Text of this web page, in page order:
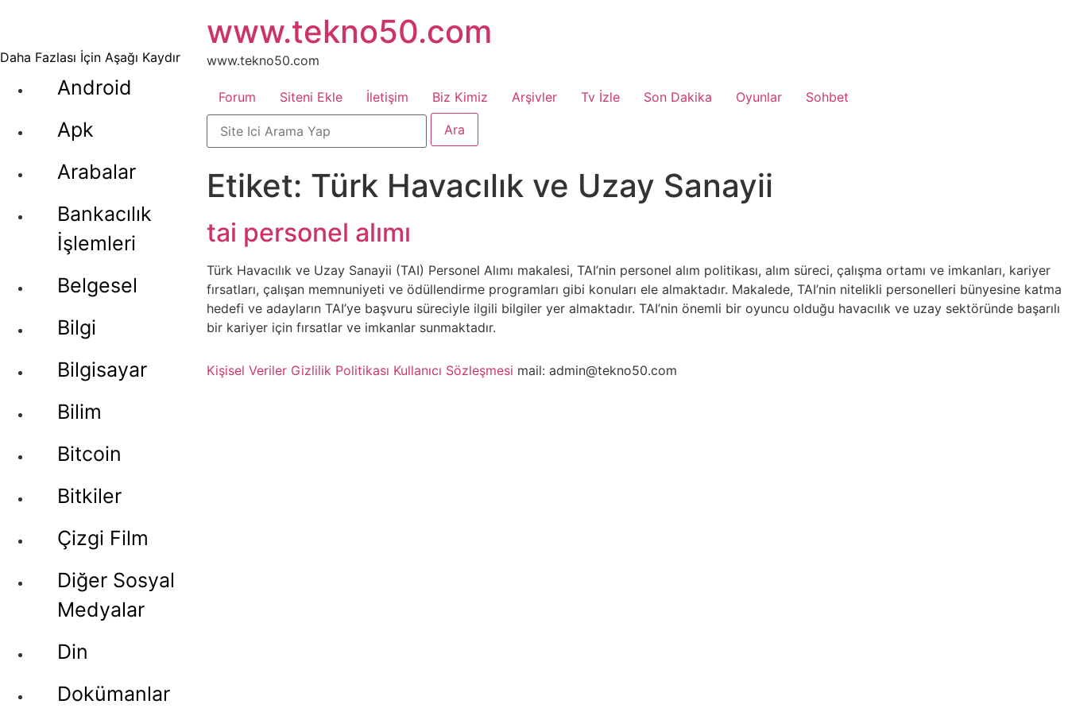
Daha Fazlası İçin Aşağı Kaydır
Android
Apk
Arabalar
Bankacılık
İşlemleri
Belgesel
Bilgi
Bilgisayar
Bilim
Bitcoin
Bitkiler
Çizgi Film
Diğer Sosyal
Medyalar
Din
Dokümanlar
atla
www.tekno50.com
www.tekno50.com
Forum Siteni Ekle İletişim Biz Kimiz Arşivler Tv İzle Son Dakika Oyunlar Sohbet
Etiket: Türk Havacılık ve Uzay Sanayii
tai personel alımı
Türk Havacılık ve Uzay Sanayii (TAI) Personel Alımı makalesi, TAI’nin personel alım politikası, alım süreci, çalışma ortamı ve imkanları, kariyer
fırsatları, çalışan memnuniyeti ve ödüllendirme programları gibi konuları ele almaktadır. Makalede, TAI’nin nitelikli personelleri bünyesine katma
hedefi ve adayların TAI’ye başvuru süreciyle ilgili bilgiler yer almaktadır. TAI’nin önemli bir oyuncu olduğu havacılık ve uzay sektöründe başarılı
bir kariyer için fırsatlar ve imkanlar sunmaktadır.
Kişisel Veriler Gizlilik Politikası Kullanıcı Sözleşmesi mail: admin@tekno50.com